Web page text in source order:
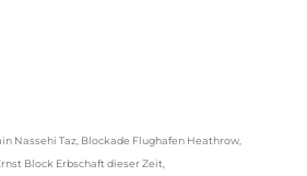
Nassehi Taz Blockade Flughafen Heathrow
Block Erbschaft dieser Zeit